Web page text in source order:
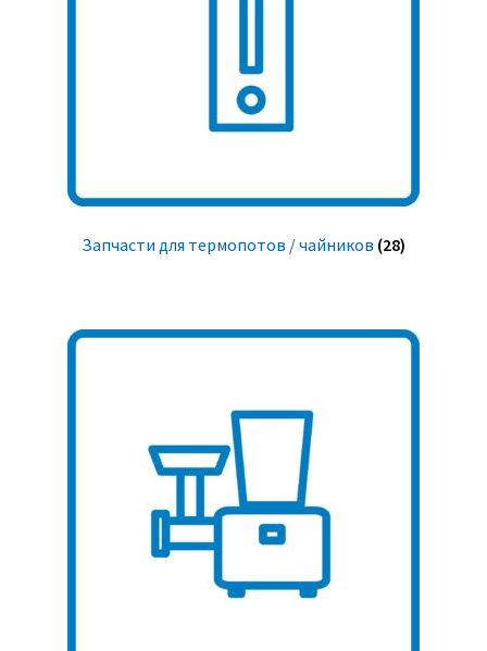
Запчасти для термопотов / чайников (28)